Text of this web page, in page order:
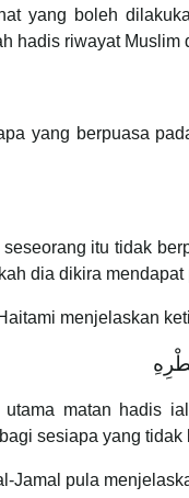
yang boleh
hadis riwayat
yang berpuasa
itu tidak
dia dikira
menjelaskan
matan hadis
sesiapa yang
Jamal pula